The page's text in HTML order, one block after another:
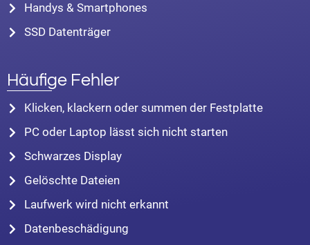
Handys & Smartphones
SSD Datenträger
Häufige Fehler
Klicken, klackern oder summen der Festplatte
PC oder Laptop lässt sich nicht starten
Schwarzes Display
Gelöschte Dateien
Laufwerk wird nicht erkannt
Datenbeschädigung